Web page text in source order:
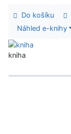
Do košíku
Náhled e-knihy
kniha